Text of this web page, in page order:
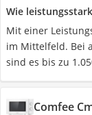
Wie
Mit einer
im Mittelfeld. Bei
sind es bis zu
Comfee